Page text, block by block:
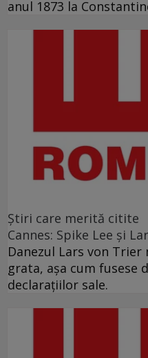
anul 1873 la
Ştiri care merită citite
Cannes: Spike Lee şi
Danezul Lars von
grata, aşa cum fusese
declaraţiilor sale.